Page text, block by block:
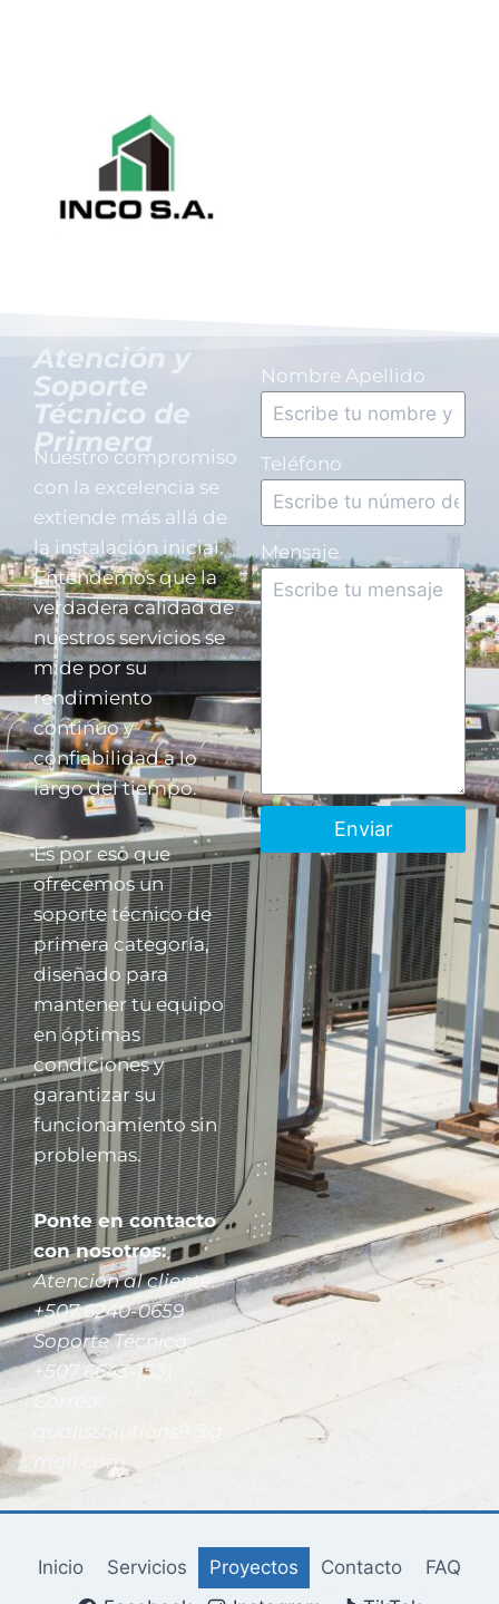
Atención y
Soporte
Técnico de
Primera
Nuestro compromiso
con la excelencia se
extiende más allá de
la instalación inicial.
Entendemos que la
verdadera calidad de
nuestros servicios se
mide por su
rendimiento
continuo y
confiabilidad a lo
largo del tiempo.
Es por eso que
ofrecemos un
soporte técnico de
primera categoría,
diseñado para
mantener tu equipo
en óptimas
condiciones y
garantizar su
funcionamiento sin
problemas.
Ponte en contacto
con nosotros:
Atención al cliente:
+507 6240-0659
Soporte Técnico:
+507 6643-1531
Correo:
qualissolutions9@g
mail.com
Nombre Apellido
Teléfono
Mensaje
Enviar
Inicio Servicios Proyectos Contacto
FAQ